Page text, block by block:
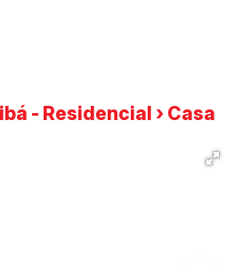
- Residencial › Casa